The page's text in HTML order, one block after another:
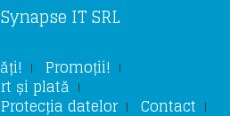
IT SRL
Promoții!
și plată
Protecția datelor Contact